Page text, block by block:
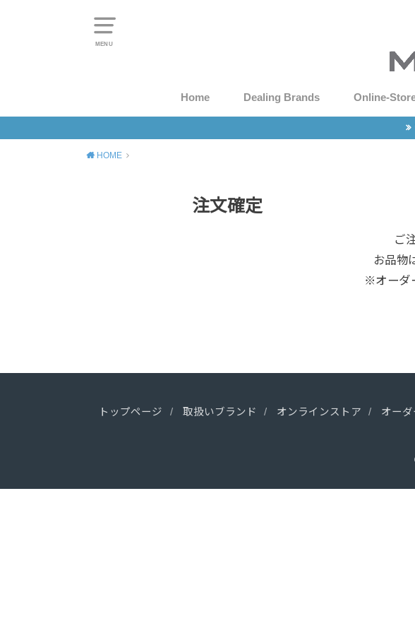
MENU
Home Dealing Brands Online-
HOME
注文確定
ご
お品物
※オーダ
トップページ 取扱いブランド オンラインストア オーダ